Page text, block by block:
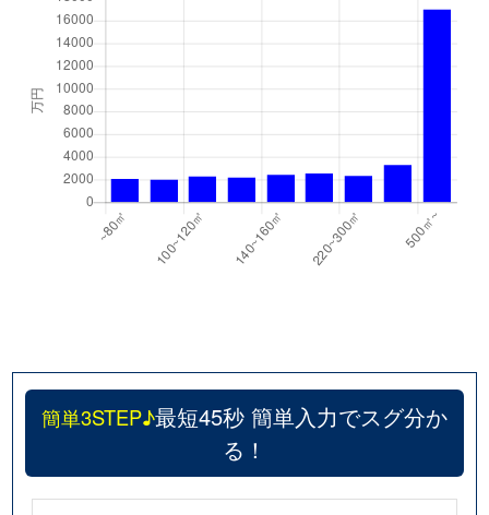
簡単3STEP♪最短45秒 簡単入力でスグ分か
る！